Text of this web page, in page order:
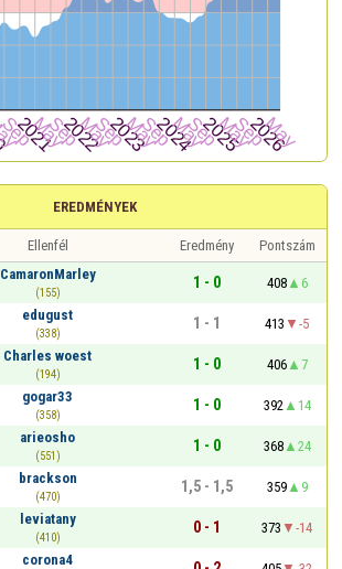
EREDMÉNYEK
Ellenfél Eredmény
Pontszám
CamaronMarley
(155)
1 - 0 408
6
edugust
(338)
1 - 1 413
-5
Charles woest
(194)
1 - 0 406
7
gogar33
(358)
1 - 0 392
14
arieosho
(551)
1 - 0 368
24
brackson
(470)
1,5 - 1,5 359
9
leviatany
(410)
0 - 1 373
-14
corona4